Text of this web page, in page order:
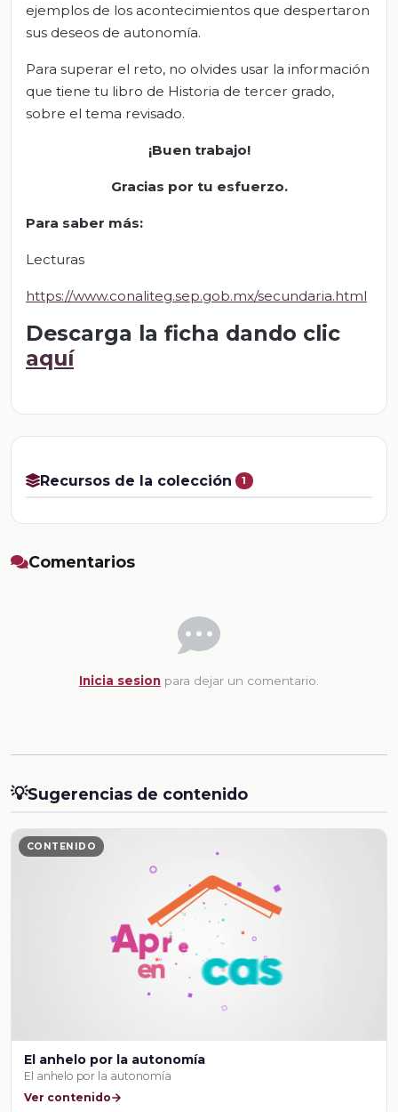
ejemplos de los acontecimientos que despertaron
sus deseos de autonomía.
Para superar el reto, no olvides usar la información
que tiene tu libro de Historia de tercer grado,
sobre el tema revisado.
¡Buen trabajo!
Gracias por tu esfuerzo.
Para saber más:
Lecturas
https://www.conaliteg.sep.gob.mx/secundaria.html
Descarga la ficha dando clic
aquí
Recursos de la colección 1
Comentarios
Inicia sesion para dejar un comentario.
💡Sugerencias de contenido
CONTENIDO
El anhelo por la autonomía
El anhelo por la autonomía
Ver contenido